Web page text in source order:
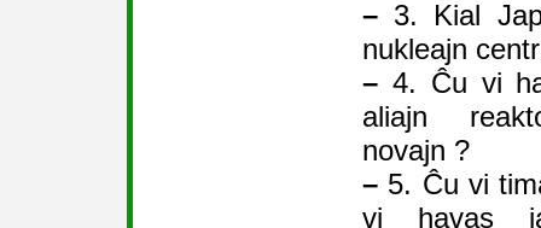
– 3. Kial
nukleajn
– 4. Ĉu vi
aliajn
novajn ?
– 5. Ĉu vi
vi havas